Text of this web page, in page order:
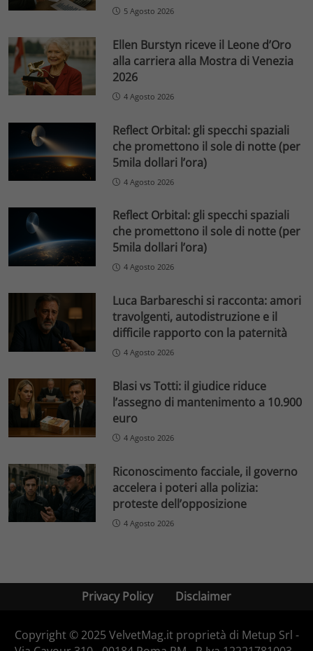
5 Agosto 2026
Ellen Burstyn riceve il Leone d’Oro
alla carriera alla Mostra di Venezia
2026
4 Agosto 2026
Reflect Orbital: gli specchi spaziali
che promettono il sole di notte (per
5mila dollari l’ora)
4 Agosto 2026
Reflect Orbital: gli specchi spaziali
che promettono il sole di notte (per
5mila dollari l’ora)
4 Agosto 2026
Luca Barbareschi si racconta: amori
travolgenti, autodistruzione e il
difficile rapporto con la paternità
4 Agosto 2026
Blasi vs Totti: il giudice riduce
l’assegno di mantenimento a 10.900
euro
4 Agosto 2026
Riconoscimento facciale, il governo
accelera i poteri alla polizia:
proteste dell’opposizione
4 Agosto 2026
Privacy Policy Disclaimer
Copyright © 2025 VelvetMag.it proprietà di Metup Srl -